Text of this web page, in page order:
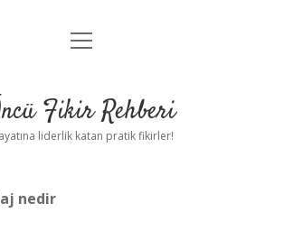
Anasayfa
Yasal Uyarı
menüyü
Fikir Rehberi
liderlik katan pratik fikirler!
nedir